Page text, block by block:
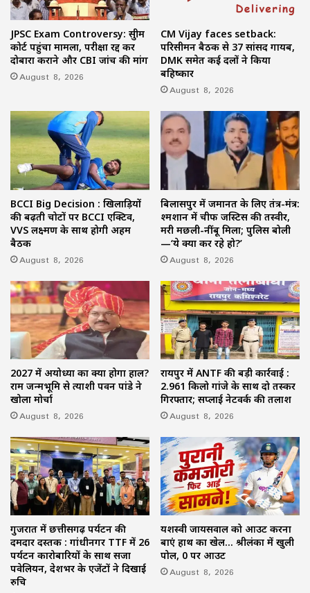
JPSC Exam Controversy: सुप्रीम
कोर्ट पहुंचा मामला, परीक्षा रद्द कर
दोबारा कराने और CBI जांच की मांग
August 8, 2026
CM Vijay faces setback:
परिसीमन बैठक से 37 सांसद गायब,
DMK समेत कई दलों ने किया
बहिष्कार
August 8, 2026
BCCI Big Decision : खिलाड़ियों
की बढ़ती चोटों पर BCCI एक्टिव,
VVS लक्ष्मण के साथ होगी अहम
बैठक
August 8, 2026
बिलासपुर में जमानत के लिए तंत्र-मंत्र:
श्मशान में चीफ जस्टिस की तस्वीर,
मरी मछली-नींबू मिला; पुलिस बोली
—‘ये क्या कर रहे हो?’
August 8, 2026
2027 में अयोध्या का क्या होगा हाल?
राम जन्मभूमि से प्रत्याशी पवन पांडे ने
खोला मोर्चा
August 8, 2026
रायपुर में ANTF की बड़ी कार्रवाई :
2.961 किलो गांजे के साथ दो तस्कर
गिरफ्तार; सप्लाई नेटवर्क की तलाश
August 8, 2026
गुजरात में छत्तीसगढ़ पर्यटन की
दमदार दस्तक : गांधीनगर TTF में 26
पर्यटन कारोबारियों के साथ सजा
पवेलियन, देशभर के एजेंटों ने दिखाई
रुचि
यशस्वी जायसवाल को आउट करना
बाएं हाथ का खेल… श्रीलंका में खुली
पोल, 0 पर आउट
August 8, 2026